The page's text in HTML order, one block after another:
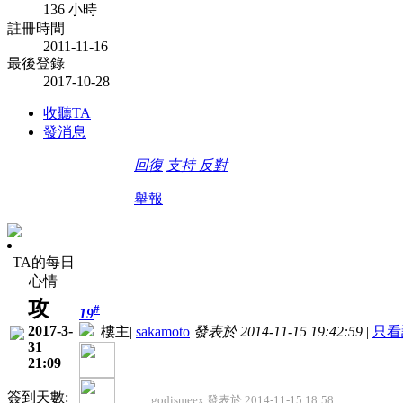
136 小時
註冊時間
2011-11-16
最後登錄
2017-10-28
收聽TA
發消息
回復 支持 反對
舉報
TA的每日
心情
攻
2017-3-
31
21:09
簽到天數:
19#
樓主| sakamoto 發表於 2014-11-15 19:42:59 | 只
godismeex 發表於 2014-11-15 18:58